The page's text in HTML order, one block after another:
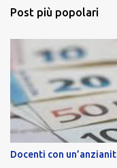
Post più popolari
Docenti con